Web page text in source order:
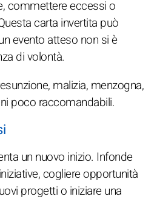
commettere eccessi o
carta invertita può
evento atteso non si è
di volontà.
malizia, menzogna,
poco raccomandabili.
un nuovo inizio. Infonde
cogliere opportunità
progetti o iniziare una